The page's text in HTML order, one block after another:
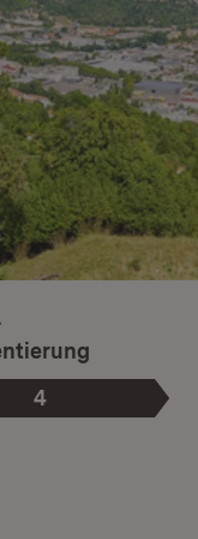
Phase
4
: